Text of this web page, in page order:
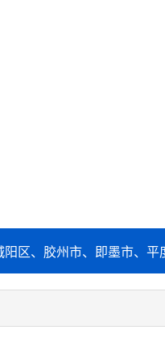
区、胶州市、即墨市、平